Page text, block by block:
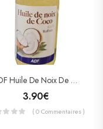
ADF Huile De Noix De Coco Raffinée 105ml
3.90€
( 0 Commentaires )